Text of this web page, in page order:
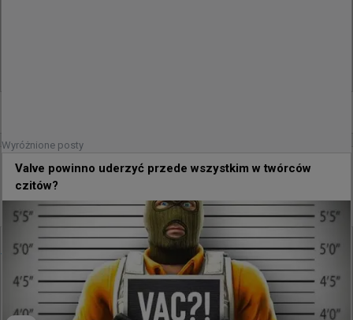
#degster d3oo 29 minut temu
FaZe i degster prowadzili rozmowy! "Postanowili
wybrać JBOENA"
@Ozzny_CS2
Degster ujawnił, że prowadził negocjacje w sprawie
dołączenia do FaZe, ale ostatecznie zdecydowali się
oni na JBOEN:
Wyróżnione posty
Valve powinno uderzyć przede wszystkim w twórców
czitów?